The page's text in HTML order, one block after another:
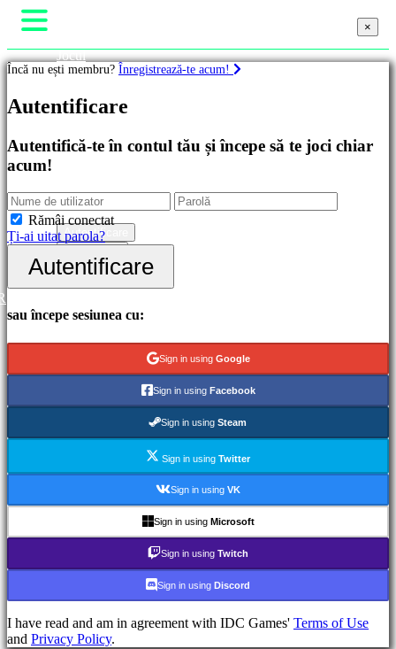
Recomandate
Lansări
noi
Categorii
Jocuri
de
Jocuri
strategie
de
Jocuri
Jocuri
Jocuri
Shootere
games
games
games
games
Puzzle
Jocul
Gameplay
Noutăți
Ajutor
Autentificare
×
Încă nu ești membru? Înregistrează-te acum!
Autentificare
Autentifică-te în contul tău și începe să te joci chiar
acum!
Rămâi conectat
Ți-ai uitat parola?
Autentificare
sau începe sesiunea cu:
Sign in using Google
Sign in using Facebook
Sign in using Steam
Sign in using Twitter
Sign in using VK
Sign in using Microsoft
Sign in using Twitch
Sign in using Discord
I have read and am in agreement with IDC Games' Terms of Use
and Privacy Policy.
×
×